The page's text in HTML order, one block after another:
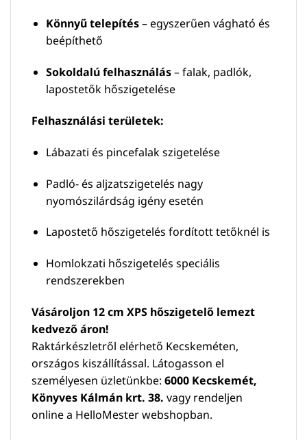
Könnyű telepítés– egyszerűen vágható és
beépíthető
Sokoldalú felhasználás– falak, padlók,
lapostetők hőszigetelése
Felhasználási területek:
Lábazati és pincefalak szigetelése
Padló- és aljzatszigetelés nagy
nyomószilárdság igény esetén
Lapostető hőszigetelés fordított tetőknél is
Homlokzati hőszigetelés speciális
rendszerekben
Vásároljon 12 cm XPS hőszigetelő lemezt
kedvező áron!
Raktárkészletről elérhető Kecskeméten,
országos kiszállítással. Látogasson el
személyesen üzletünkbe: 6000 Kecskemét,
Könyves Kálmán krt. 38. vagy rendeljen
online a HelloMester webshopban.